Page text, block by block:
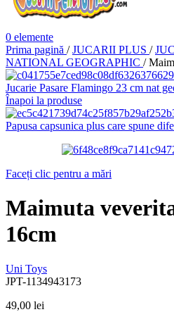
0 elemente
Prima pagină / JUCARII PLUS /
NATIONAL GEOGRAPHIC /
Jucarie Pasare Flamingo 23 cm nat
Înapoi la produse
Papusa capsunica plus care spune
Faceți clic pentru a mări
Maimuta
16cm
Uni Toys
JPT-1134943173
49,00 lei